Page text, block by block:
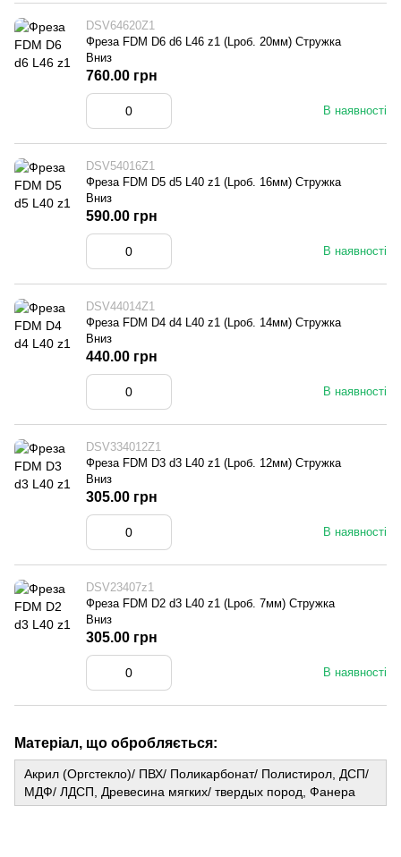
DSV64620Z1
Фреза FDM D6 d6 L46 z1 (Lроб. 20мм) Стружка
Вниз
В наявності
760.00 грн
DSV54016Z1
Фреза FDM D5 d5 L40 z1 (Lроб. 16мм) Стружка
Вниз
В наявності
590.00 грн
DSV44014Z1
Фреза FDM D4 d4 L40 z1 (Lроб. 14мм) Стружка
Вниз
В наявності
440.00 грн
DSV334012Z1
Фреза FDM D3 d3 L40 z1 (Lроб. 12мм) Стружка
Вниз
В наявності
305.00 грн
DSV23407z1
Фреза FDM D2 d3 L40 z1 (Lроб. 7мм) Стружка
Вниз
В наявності
305.00 грн
Матеріал, що обробляється:
Акрил (Оргстекло)/ ПВХ/ Поликарбонат/ Полистирол, ДСП/
МДФ/ ЛДСП, Древесина мягких/ твердых пород, Фанера